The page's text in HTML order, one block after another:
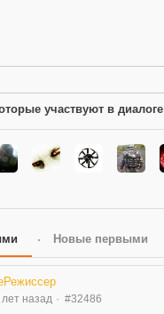
участвуют в диалоге
Новые первыми
назад #32486